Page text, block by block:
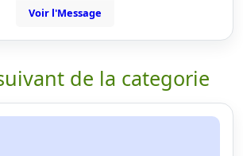
Voir l'Message
de la categorie